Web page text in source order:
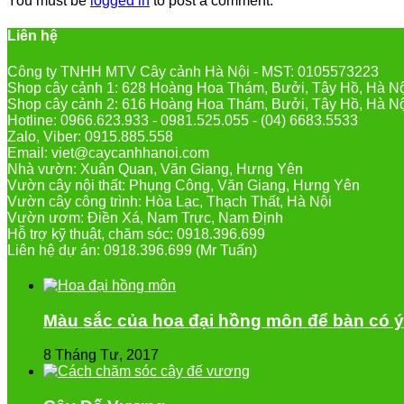
Liên hệ
Công ty TNHH MTV Cây cảnh Hà Nội - MST: 0105573223
Shop cây cảnh 1: 628 Hoàng Hoa Thám, Bưởi, Tây Hồ, Hà
Shop cây cảnh 2: 616 Hoàng Hoa Thám, Bưởi, Tây Hồ, Hà
Hotline: 0966.623.933 - 0981.525.055 - (04) 6683.5533
Zalo, Viber: 0915.885.558
Email: viet@caycanhhanoi.com
Nhà vườn: Xuân Quan, Văn Giang, Hưng Yên
Vườn cây nội thất: Phụng Công, Văn Giang, Hưng Yên
Vườn cây công trình: Hòa Lạc, Thạch Thất, Hà Nội
Vườn ươm: Điền Xá, Nam Trực, Nam Định
Hỗ trợ kỹ thuật, chăm sóc: 0918.396.699
Liên hệ dự án: 0918.396.699 (Mr Tuấn)
Màu sắc của hoa đại hồng môn để bàn có
8 Tháng Tư, 2017